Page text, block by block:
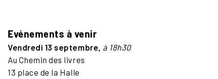
Evénements à venir
Vendredi 13 septembre, à 18h30
Au Chemin des livres
13 place de la Halle